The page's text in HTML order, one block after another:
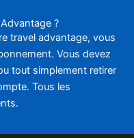
?
travel advantage, vous
Vous devez
tout simplement retirer
Tous les